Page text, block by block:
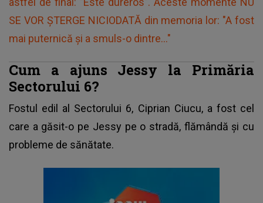
SE VOR ȘTERGE NICIODATĂ din memoria lor: "A fost
mai puternică şi a smuls-o dintre..."
Cum a ajuns Jessy la Primăria
Sectorului 6?
Fostul edil al Sectorului 6, Ciprian Ciucu, a fost cel
care a găsit-o pe Jessy pe o stradă, flămândă și cu
probleme de sănătate.